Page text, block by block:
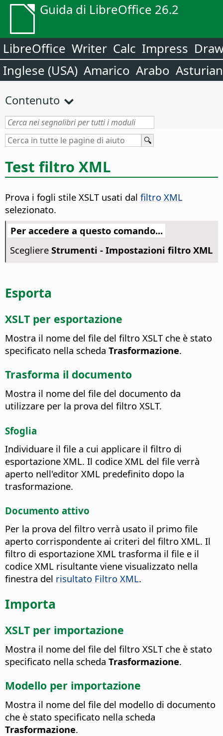
Guida di LibreOffice 26.2
LibreOffice Writer Calc Impress
Inglese (USA) Amarico Arabo
Contenuto
Test filtro XML
Prova i fogli stile XSLT usati dal filtro XML
selezionato.
Per accedere a questo comando...
Scegliere Strumenti - Impostazioni filtro XML
Esporta
XSLT per esportazione
Mostra il nome del file del filtro XSLT che è stato
specificato nella scheda Trasformazione.
Trasforma il documento
Mostra il nome del file del documento da
utilizzare per la prova del filtro XSLT.
Sfoglia
Individuare il file a cui applicare il filtro di
esportazione XML. Il codice XML del file verrà
aperto nell'editor XML predefinito dopo la
trasformazione.
Documento attivo
Per la prova del filtro verrà usato il primo file
aperto corrispondente ai criteri del filtro XML. Il
filtro di esportazione XML trasforma il file e il
codice XML risultante viene visualizzato nella
finestra del risultato Filtro XML.
Importa
XSLT per importazione
Mostra il nome del file del filtro XSLT che è stato
specificato nella scheda Trasformazione.
Modello per importazione
Mostra il nome del file del modello di documento
che è stato specificato nella scheda
Trasformazione.